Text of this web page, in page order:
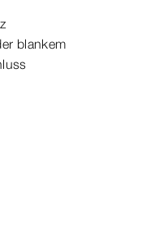
blankem